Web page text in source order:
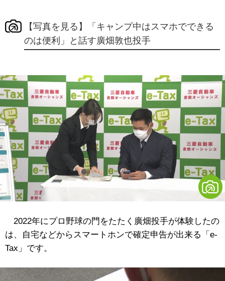
【写真を見る】「キャンプ中はスマホでできる
のは便利」と話す廣畑敦也投手
2022年にプロ野球の門をたたく廣畑投手が体験したの
は、自宅などからスマートホンで確定申告が出来る「e-
Tax」です。